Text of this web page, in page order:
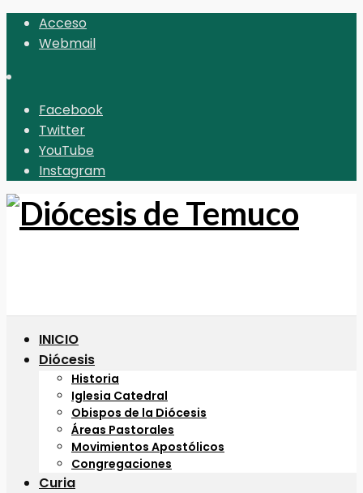
Acceso
Webmail
Facebook
Twitter
YouTube
Instagram
INICIO
Diócesis
Historia
Iglesia Catedral
Obispos de la Diócesis
Áreas Pastorales
Movimientos Apostólicos
Congregaciones
Curia